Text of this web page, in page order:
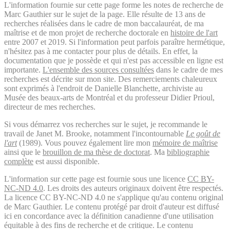
L'information fournie sur cette page forme les notes de recherche de
Marc Gauthier sur le sujet de la page. Elle résulte de 13 ans de
recherches réalisées dans le cadre de mon baccalauréat, de ma
maîtrise et de mon projet de recherche doctorale en histoire de l'art
entre 2007 et 2019. Si l'information peut parfois paraître hermétique,
n'hésitez pas à me contacter pour plus de détails. En effet, la
documentation que je possède et qui n'est pas accessible en ligne est
importante. L'ensemble des sources consultées dans le cadre de mes
recherches est décrite sur mon site. Des remerciements chaleureux
sont exprimés à l'endroit de Danielle Blanchette, archiviste au
Musée des beaux-arts de Montréal et du professeur Didier Prioul,
directeur de mes recherches.
Si vous démarrez vos recherches sur le sujet, je recommande le
travail de Janet M. Brooke, notamment l'incontournable Le goût de
l'art(1989). Vous pouvez également lire mon mémoire de maîtrise
ainsi que le brouillon de ma thèse de doctorat. Ma bibliographie
complète est aussi disponible.
L'information sur cette page est fournie sous une licence CC BY-
NC-ND 4.0. Les droits des auteurs originaux doivent être respectés.
La licence CC BY-NC-ND 4.0 ne s'applique qu'au contenu original
de Marc Gauthier. Le contenu protégé par droit d'auteur est diffusé
ici en concordance avec la définition canadienne d'une utilisation
équitable à des fins de recherche et de critique. Le contenu